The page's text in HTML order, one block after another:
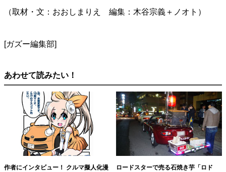
（取材・文：おおしまりえ 編集：木谷宗義＋ノオト）
[ガズー編集部]
あわせて読みたい！
作者にインタビュー！ クルマ擬人化漫
ロードスターで売る石焼き芋「ロド